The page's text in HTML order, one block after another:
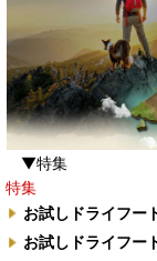
▼特集
特集
お試しドライフー
お試しドライフー